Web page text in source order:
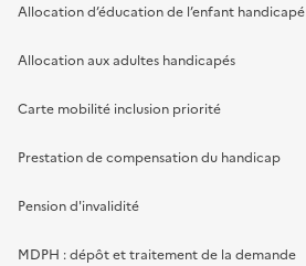
Allocation d’éducation de l’enfant handicapé
Allocation aux adultes handicapés
Carte mobilité inclusion priorité
Prestation de compensation du handicap
Pension d'invalidité
MDPH : dépôt et traitement de la demande